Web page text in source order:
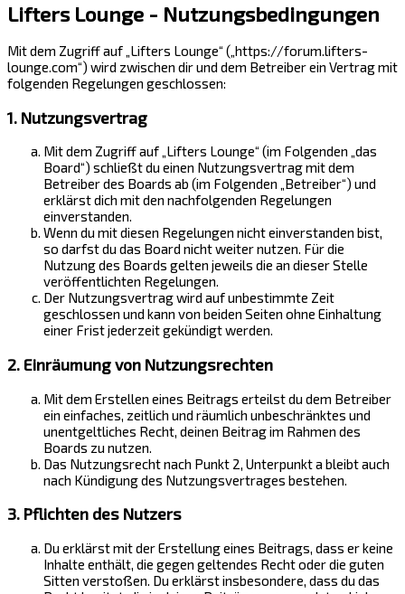
Lifters Lounge - Nutzungsbedingungen
Mit dem Zugriff auf „Lifters Lounge“ („https://forum.lifters-
lounge.com“) wird zwischen dir und dem Betreiber ein Vertrag mit
folgenden Regelungen geschlossen:
1. Nutzungsvertrag
Mit dem Zugriff auf „Lifters Lounge“ (im Folgenden „das
Board“) schließt du einen Nutzungsvertrag mit dem
Betreiber des Boards ab (im Folgenden „Betreiber“) und
erklärst dich mit den nachfolgenden Regelungen
einverstanden.
Wenn du mit diesen Regelungen nicht einverstanden bist,
so darfst du das Board nicht weiter nutzen. Für die
Nutzung des Boards gelten jeweils die an dieser Stelle
veröffentlichten Regelungen.
Der Nutzungsvertrag wird auf unbestimmte Zeit
geschlossen und kann von beiden Seiten ohne Einhaltung
einer Frist jederzeit gekündigt werden.
2. Einräumung von Nutzungsrechten
Mit dem Erstellen eines Beitrags erteilst du dem Betreiber
ein einfaches, zeitlich und räumlich unbeschränktes und
unentgeltliches Recht, deinen Beitrag im Rahmen des
Boards zu nutzen.
Das Nutzungsrecht nach Punkt 2, Unterpunkt a bleibt auch
nach Kündigung des Nutzungsvertrages bestehen.
3. Pflichten des Nutzers
Du erklärst mit der Erstellung eines Beitrags, dass er keine
Inhalte enthält, die gegen geltendes Recht oder die guten
Sitten verstoßen. Du erklärst insbesondere, dass du das